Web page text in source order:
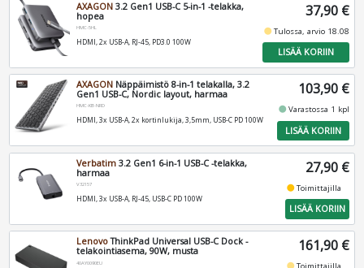
AXAGON 3.2 Gen1 USB-C 5-in-1 -telakka,
hopea
HMC-5HL
HDMI, 2x USB-A, RJ-45, PD3.0 100W
37,90 €
fiber_manual_recordTulossa, arvio 18.08
LISÄÄ KORIIN
AXAGON Näppäimistö 8-in-1 telakalla, 3.2
Gen1 USB-C, Nordic layout, harmaa
HMC-KB-NRD
HDMI, 3x USB-A, 2x kortinlukija, 3,5mm, USB-C PD 100W
103,90 €
fiber_manual_recordVarastossa 1 kpl
LISÄÄ KORIIN
Verbatim 3.2 Gen1 6-in-1 USB-C -telakka,
harmaa
V32157
HDMI, 3x USB-A, RJ-45, USB-C PD 100W
27,90 €
fiber_manual_recordToimittajilla
LISÄÄ KORIIN
LenovoThinkPad Universal USB-C Dock -
telakointiasema, 90W, musta
40AY0090EU
161,90 €